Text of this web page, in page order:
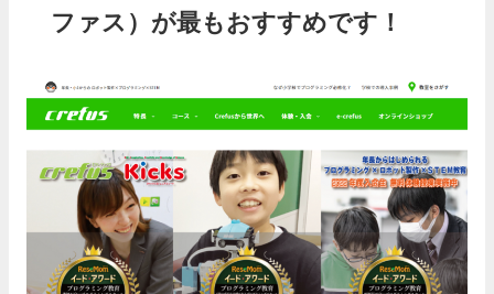
ファス）が最もおすすめです！